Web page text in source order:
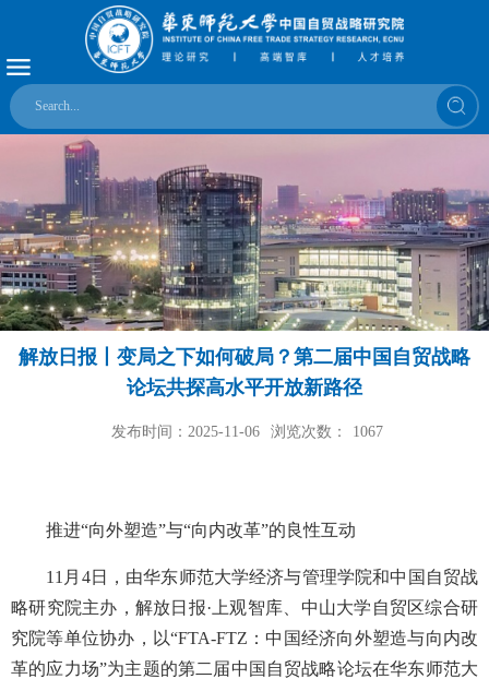
解放日报丨变局之下如何破局？第二届中国自贸战略
论坛共探高水平开放新路径
发布时间：2025-11-06 浏览次数： 1067
推进“向外塑造”与“向内改革”的良性互动
11月4日，由华东师范大学经济与管理学院和中国自贸战
略研究院主办，解放日报·上观智库、中山大学自贸区综合研
究院等单位协办，以“FTA-FTZ：中国经济向外塑造与向内改
革的应力场”为主题的第二届中国自贸战略论坛在华东师范大